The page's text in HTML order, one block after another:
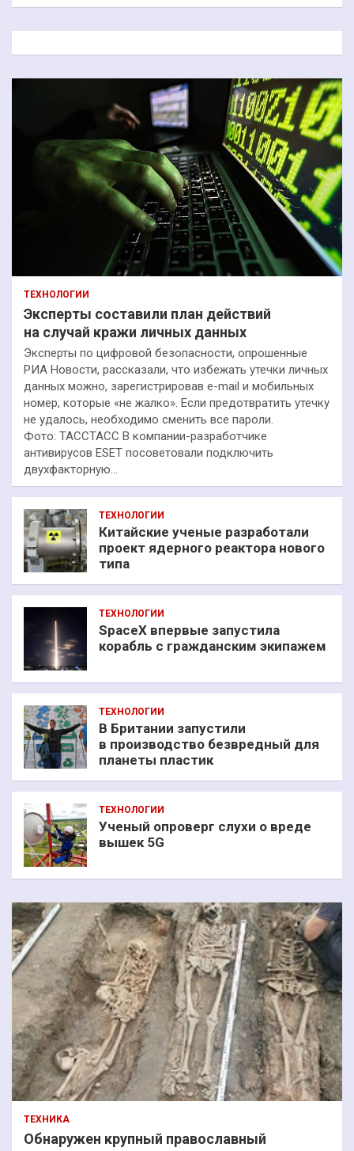
к
ТЕХНОЛОГИИ
Эксперты составили план действий
на случай кражи личных данных
Эксперты по цифровой безопасности, опрошенные
РИА Новости, рассказали, что избежать утечки личных
данных можно, зарегистрировав e-mail и мобильных
номер, которые «не жалко». Если предотвратить утечку
не удалось, необходимо сменить все пароли.
Фото: ТАССТАСС В компании-разработчике
антивирусов ESET посоветовали подключить
двухфакторную…
ТЕХНОЛОГИИ
Китайские ученые разработали
проект ядерного реактора нового
типа
ТЕХНОЛОГИИ
SpaceX впервые запустила
корабль с гражданским экипажем
ТЕХНОЛОГИИ
В Британии запустили
в производство безвредный для
планеты пластик
ТЕХНОЛОГИИ
Ученый опроверг слухи о вреде
вышек 5G
ТЕХНИКА
Обнаружен крупный православный